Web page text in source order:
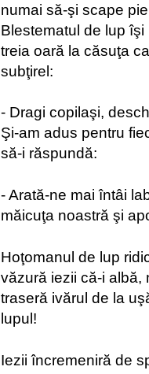
numai să-şi scape
Blestematul de lup
treia oară la căsuţa
subţirel:
- Dragi copilaşi,
Şi-am adus pentru
să-i răspundă:
- Arată-ne mai întâi
măicuţa noastră şi
Hoţomanul de lup
văzură iezii că-i albă,
traseră ivărul de la
lupul!
Iezii încremeniră de